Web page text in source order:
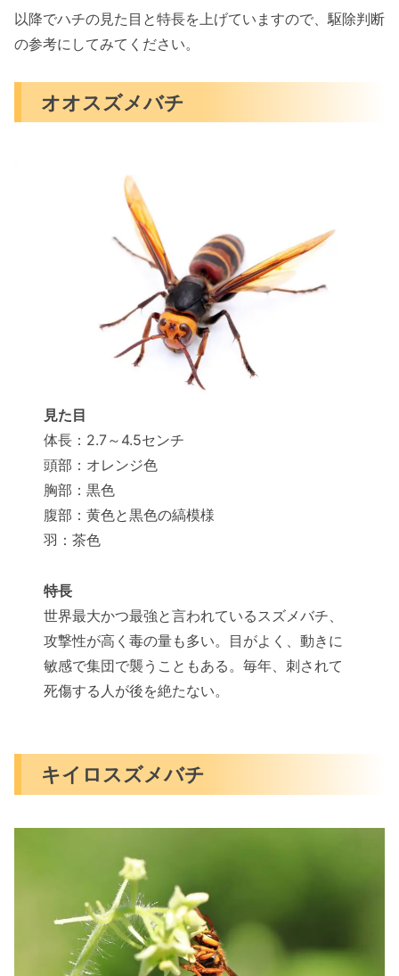
以降でハチの見た目と特長を上げていますので、駆除判断
の参考にしてみてください。
オオスズメバチ
見た目
体長：2.7～4.5センチ
頭部：オレンジ色
胸部：黒色
腹部：黄色と黒色の縞模様
羽：茶色
特長
世界最大かつ最強と言われているスズメバチ、
攻撃性が高く毒の量も多い。目がよく、動きに
敏感で集団で襲うこともある。毎年、刺されて
死傷する人が後を絶たない。
キイロスズメバチ